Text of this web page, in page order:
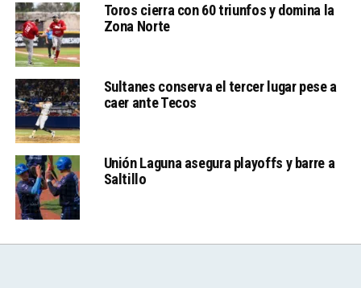
Toros cierra con 60 triunfos y domina la
Zona Norte
Sultanes conserva el tercer lugar pese a
caer ante Tecos
Unión Laguna asegura playoffs y barre a
Saltillo